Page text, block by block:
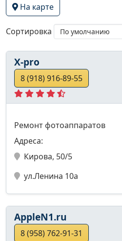
На карте
Сортировка
X-pro
8 (918) 916-89-55
Ремонт фотоаппаратов
Адреса:
Кирова, 50/5
ул.Ленина 10а
AppleN1.ru
8 (958) 762-91-31